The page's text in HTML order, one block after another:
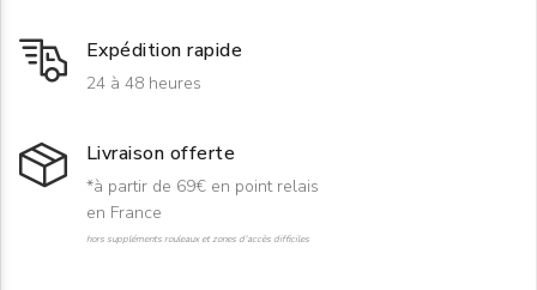
Expédition rapide
24 à 48 heures
Livraison offerte
*à partir de 69€ en point relais
en France
hors suppléments rouleaux et zones d'accès difficiles